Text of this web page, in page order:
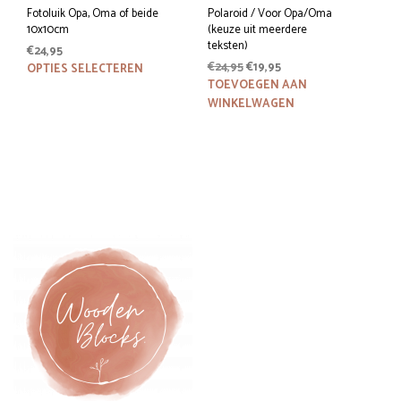
Fotoluik Opa, Oma of beide
10x10cm
€24,95
OPTIES SELECTEREN
Dit
product
heeft
Polaroid / Voor Opa/Oma
(keuze uit meerdere
teksten)
€24,95Oorspronkelijke
prijs
was:
€19,95Huidige
prijs
is:
TOEVOEGEN AAN
WINKELWAGEN